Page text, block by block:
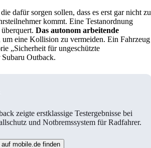
dafür sorgen sollen, dass es erst gar nicht zu
kommt. Eine Testanordnung
Das autonom arbeitende
um eine Kollision zu vermeiden. Ein Fahrzeug
„Sicherheit für ungeschützte
Subaru Outback.
zeigte erstklassige Testergebnisse bei
und Notbremssystem für Radfahrer.
mobile.de finden